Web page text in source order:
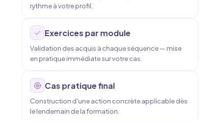
rythme à votre profil.
Exercices par module
Validation des acquis à chaque séquence — mise
en pratique immédiate sur votre cas.
Cas pratique final
Construction d'une action concrète applicable dès
le lendemain de la formation.